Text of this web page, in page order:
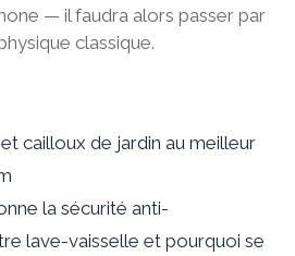
— il faudra alors passer par
classique.
cailloux de jardin au meilleur
la sécurité anti-
lave-vaisselle et pourquoi se